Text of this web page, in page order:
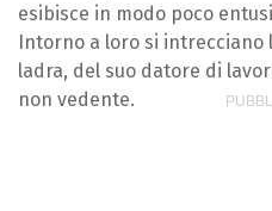
esibisce in modo poco
Intorno a loro si
ladra, del suo datore di
non vedente.